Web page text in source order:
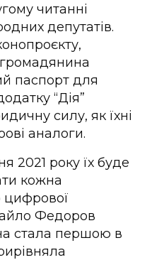
читанні
депутатів.
паспорт для
“Дія”
силу, як їхні
аналоги.
2021 року їх буде
кожна
цифрової
Федоров
стала першою в